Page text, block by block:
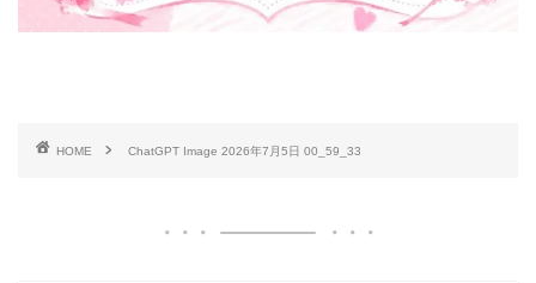
HOME ChatGPT Image 2026年7月5日 00_59_33